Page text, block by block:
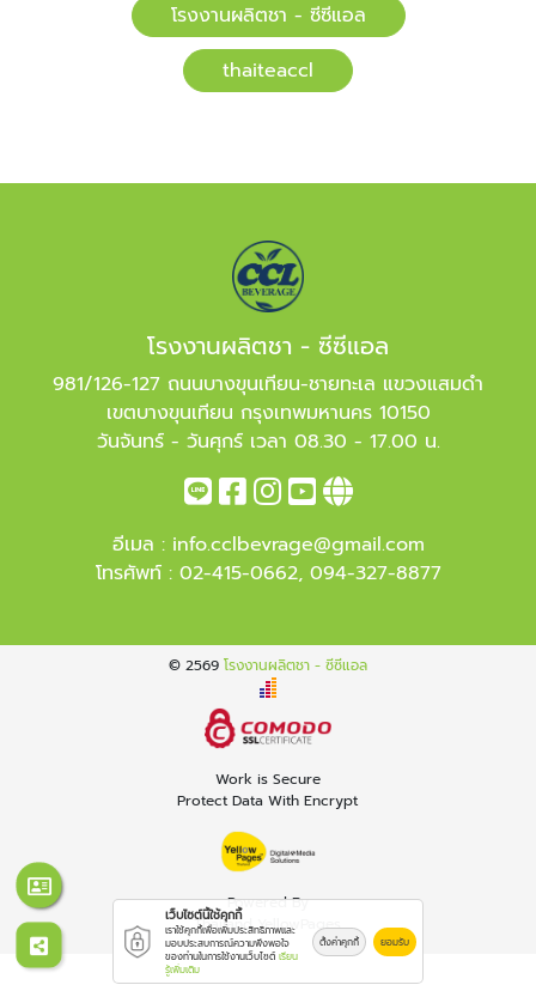
โรงงานผลิตชา - ซีซีแอล
​​thaiteaccl
โรงงานผลิตชา - ซีซีแอล
981/126-127 ถนนบางขุนเทียน-ชายทะเล แขวงแสมดำ
เขตบางขุนเทียน กรุงเทพมหานคร 10150
วันจันทร์ - วันศุกร์ เวลา 08.30 - 17.00 น.
อีเมล : info.cclbevrage@gmail.com
โทรศัพท์ : 02-415-0662, 094-327-8877
© 2569 โรงงานผลิตชา - ซีซีแอล
Work is Secure
Protect Data With Encrypt
Powered By
Thailand YellowPages
เว็บไซต์นี้ใช้คุกกี้
เราใช้คุกกี้เพื่อเพิ่มประสิทธิภาพและ
มอบประสบการณ์ความพึงพอใจ
ของท่านในการใช้งานเว็บไซต์ เรียน
รู้เพิ่มเติม
ตั้งค่าคุกกี้ ยอมรับ